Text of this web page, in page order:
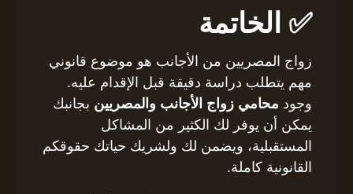
✅ الخاتمة
زواج المصريين من الأجانب هو موضوع قانوني
مهم يتطلب دراسة دقيقة قبل الإقدام عليه.
وجود محامي زواج الأجانب والمصريين بجانبك
يمكن أن يوفر لك الكثير من المشاكل
المستقبلية، ويضمن لك ولشريك حياتك حقوقكم
القانونية كاملة.